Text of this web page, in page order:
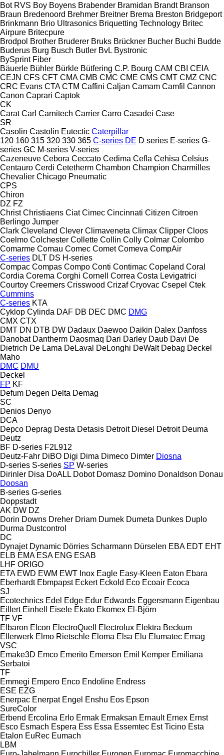
Bot RVS Boy Boyens Brabender Bramidan Brandt Branson
Braun Bredenoord Brehmer Breitner Brema Breston Bridgeport
Brinkmann Brio Ultrasonics Briquetting Technology Britec
Airpure Britecpure
Brodpol Brother Bruderer Bruks Brückner Bucher Buchi Budde
Buderus Burg Busch Butler BvL Bystronic
BySprint Fiber
Bäuerle Bühler Bürkle Bütfering C.P. Bourg CAM CBI CEIA
CEJN CFS CFT CMA CMB CMC CME CMS CMT CMZ CNC
CRC Evans CTA CTM Caffini Caljan Camam Camfil Cannon
Canon Caprari Captok
CK
Carat Carl Carnitech Carrier Carro Casadei Case
SR
Casolin Castolin Eutectic Caterpillar
120 160 315 320 330 365 C-series DE D series E-series G-
series GC M-series V-series
Cazeneuve Cebora Ceccato Cedima Cefla Cehisa Celsius
Centauro Cerdi Cetetherm Chambon Champion Charmilles
Chevalier Chicago Pneumatic
CPS
Chiron
DZ FZ
Christ Christiaens Ciat Cimec Cincinnati Citizen Citroen
Berlingo Jumper
Clark Cleveland Clever Climaveneta Climax Clipper Cloos
Coelmo Colchester Collette Collin Colly Colmar Colombo
Comarme Comau Comec Comet Comeva CompAir
C-series DLT DS H-series
Compac Compas Compo Conti Contimac Copeland Coral
Cordia Corema Corghi Cornell Correa Costa Levigatrici
Courtoy Creemers Crisswood Crizaf Cryovac Csepel Ctek
Cummins
C-series KTA
Cyklop Cylinda DAF DB DEC DMC DMG
CMX CTX
DMT DN DTB DW Dadaux Daewoo Daikin Dalex Danfoss
Danobat Dantherm Daosmaq Dari Darley Daub Davi De
Dietrich De Lama DeLaval DeLonghi DeWalt Debag Deckel
Maho
DMC DMU
Deckel
FP KF
Defum Degen Delta Demag
SC
Denios Denyo
DCA
Depco Deprag Desta Detasis Detroit Diesel Detroit Deuma
Deutz
BF D-series F2L912
Deutz-Fahr DiBO Digi Dima Dimeco Dimter Diosna
D-series S-series SP W-series
Dirinler Disa DoALL Dobot Domasz Domino Donaldson Donau
Doosan
B-series G-series
Doppstadt
AK DW DZ
Dorin Downs Dreher Driam Dumek Dumeta Dunkes Duplo
Durma Dustcontrol
DC
Dynajet Dynamic Dörries Scharmann Dürselen EBA EDT EHT
ELB EMA ESA ENG ESAB
LHF ORIGO
ETA EWD EWM EWT Inox Eagle Easy-Kleen Eaton Ebara
Eberhardt Ebmpapst Eckert Eckold Eco Ecoair Ecoca
SJ
Ecotechnics Edel Edge Edur Edwards Eggersmann Eigenbau
Eillert Einhell Eisele Ekato Ekomex El-Björn
TF VF
Elbaron Elcon ElectroQuell Electrolux Elektra Beckum
Ellerwerk Elmo Rietschle Eloma Elsa Elu Elumatec Emag
VSC
Emake3D Emco Emerito Emerson Emil Kemper Emiliana
Serbatoi
TF
Emmegi Empero Enco Endoline Endress
ESE EZG
Enerpac Enerpat Engel Enshu Eos Epson
SureColor
Erbend Ercolina Erlo Ermak Ermaksan Ernault Ernex Ernst
Esco Esmach Espera Ess Essa Essemtec Est Ticino Esta
Etalon EuRec Eumach
LBM